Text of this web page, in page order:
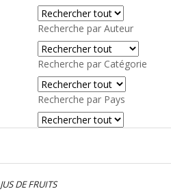
Recherche par Auteur
Recherche par Catégorie
Recherche par Pays
JUS DE FRUITS